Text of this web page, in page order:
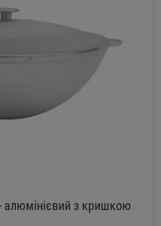
алюмінієвий з кришкою